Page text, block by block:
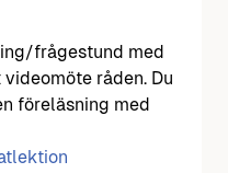
frågestund med
råden. Du
föreläsning med